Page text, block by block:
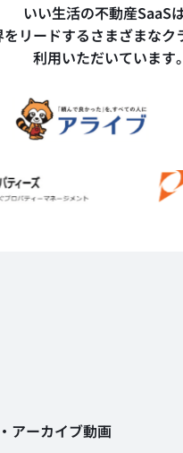
いい生活の不動産SaaSは
リードするさまざまなク
利用いただいています。
アーカイブ動画